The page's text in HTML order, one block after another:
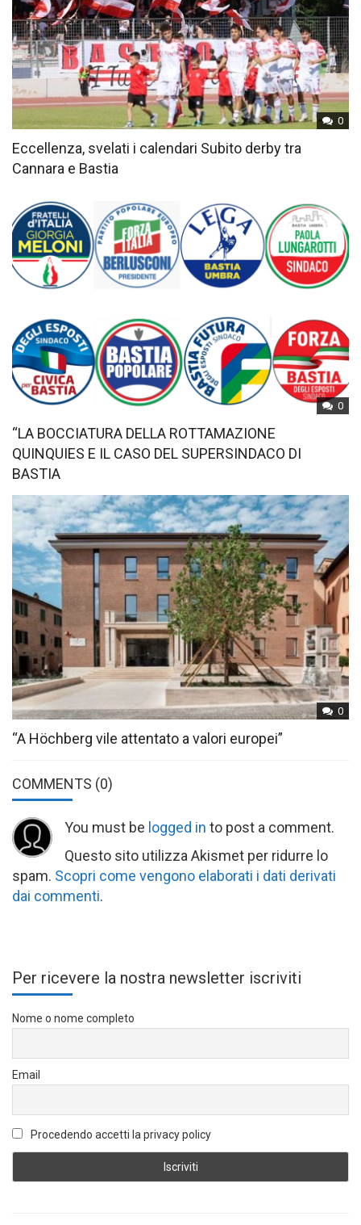
0
Eccellenza, svelati i calendari Subito derby tra
Cannara e Bastia
0
“LA BOCCIATURA DELLA ROTTAMAZIONE
QUINQUIES E IL CASO DEL SUPERSINDACO DI
BASTIA
0
“A Höchberg vile attentato a valori europei”
COMMENTS (0)
You must be logged in to post a comment.
Questo sito utilizza Akismet per ridurre lo
spam. Scopri come vengono elaborati i dati derivati
dai commenti.
Per ricevere la nostra newsletter iscriviti
Nome o nome completo
Email
Procedendo accetti la privacy policy